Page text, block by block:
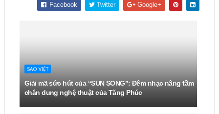
Facebook Twitter Google+
SAO VIỆT
Giải mã sức hút của “SUN SONG”: Đêm nhạc nâng tầm
chân dung nghệ thuật của Tăng Phúc